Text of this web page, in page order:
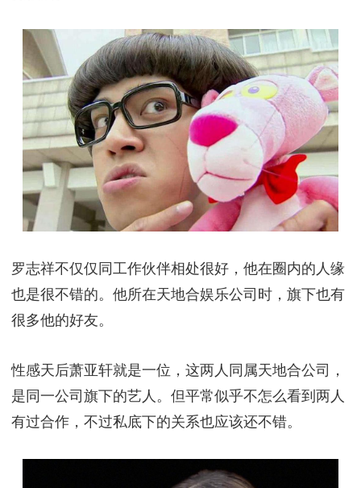
罗志祥不仅仅同工作伙伴相处很好，他在圈内的人缘
也是很不错的。他所在天地合娱乐公司时，旗下也有
很多他的好友。
性感天后萧亚轩就是一位，这两人同属天地合公司，
是同一公司旗下的艺人。但平常似乎不怎么看到两人
有过合作，不过私底下的关系也应该还不错。